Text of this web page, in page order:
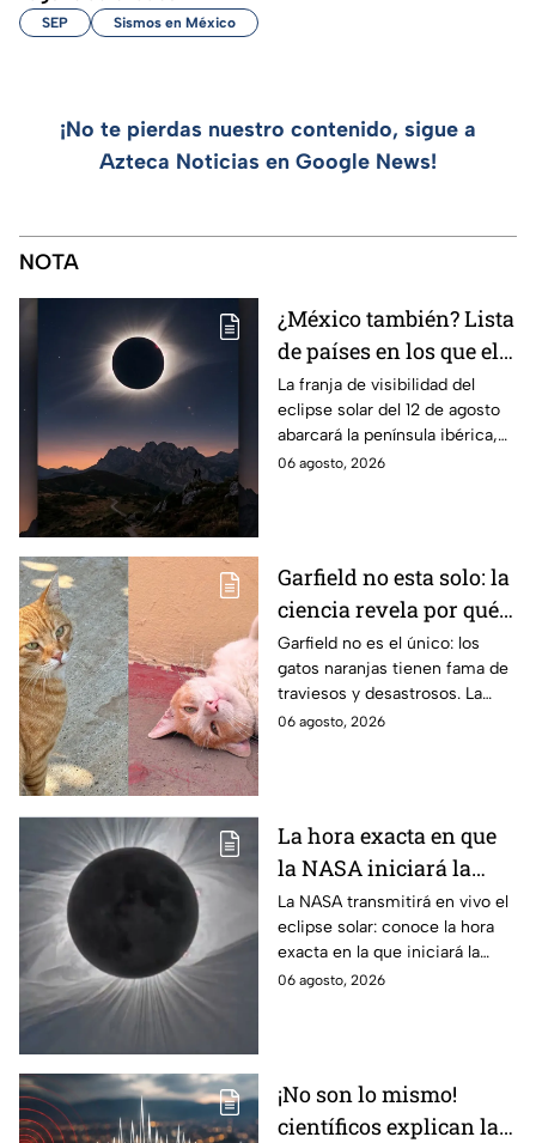
SEP Sismos en México
¡No te pierdas nuestro contenido, sigue a
Azteca Noticias en Google News!
NOTA
¿México también? Lista
de países en los que el
12 de agosto se verá el
eclipse solar total y en
los que será parcial
La franja de visibilidad del
eclipse solar del 12 de agosto
abarcará la península ibérica,
por lo que solo podrá
06 agosto, 2026
Garfield no esta solo: la
ciencia revela por qué
los gatos naranjas
tienen tanta fama de
hacer "desastres"
Garfield no es el único: los
gatos naranjas tienen fama de
traviesos y desastrosos. La
ciencia explica qué hay detrás
06 agosto, 2026
La hora exacta en que
la NASA iniciará la
transmisión en vivo
del eclipse solar
La NASA transmitirá en vivo el
eclipse solar: conoce la hora
exacta en la que iniciará la
cobertura para no perderte de
06 agosto, 2026
¡No son lo mismo!
científicos explican las